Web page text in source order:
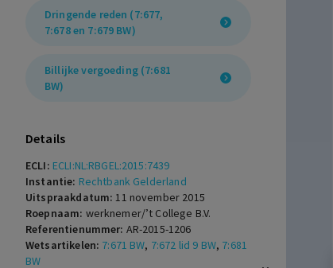
Dringende reden (7:677,
7:678 en 7:679 BW)
Billijke vergoeding (7:681
BW)
Details
ECLI: ECLI:NL:RBGEL:2015:7439
Instantie: Rechtbank Gelderland
Uitspraakdatum:11 november 2015
Roepnaam: werknemer/’t College B.V.
Referentienummer: AR-2015-1206
Wetsartikelen: 7:671 BW, 7:672 lid 9 BW, 7:681
BW